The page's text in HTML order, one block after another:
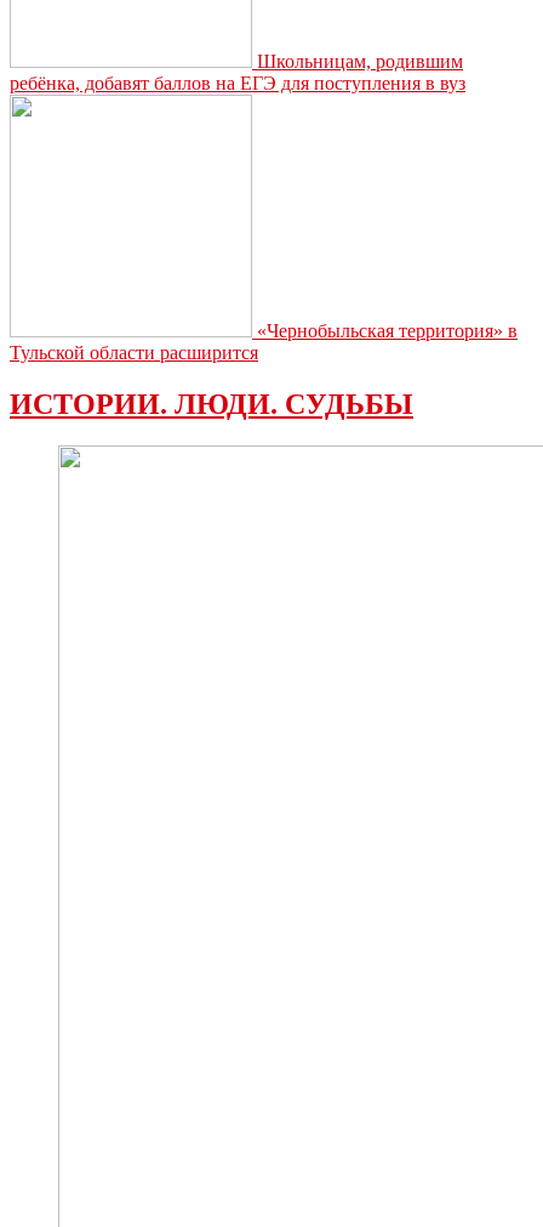
Школьницам, родившим
ребёнка, добавят баллов на ЕГЭ для поступления в вуз
«Чернобыльская территория» в
Тульской области расширится
ИСТОРИИ. ЛЮДИ. СУДЬБЫ